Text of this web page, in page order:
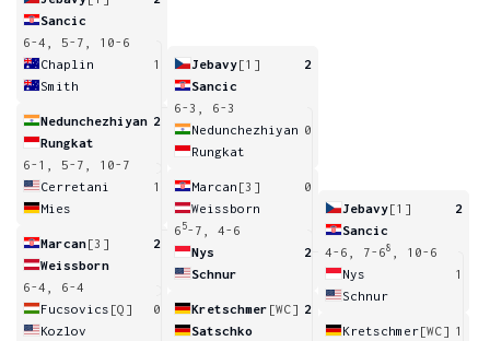
Sancic
6-4, 5-7, 10-6
Chaplin
1
Smith
Nedunchezhiyan 2
Rungkat
6-1, 5-7, 10-7
Cerretani
1
Mies
Marcan[3]
2
Weissborn
6-4, 6-4
Fucsovics [Q]
0
Kozlov
Jebavy[1]
2
Sancic
6-3, 6-3
Nedunchezhiyan 0
Rungkat
Marcan [3]
0
Weissborn
6 5-7, 4-6
Nys
2
Schnur
Kretschmer [WC] 2
Satschko
Jebavy[1]
2
Sancic
4-6, 7-68
, 10-6
Nys
1
Schnur
Kretschmer[WC] 1